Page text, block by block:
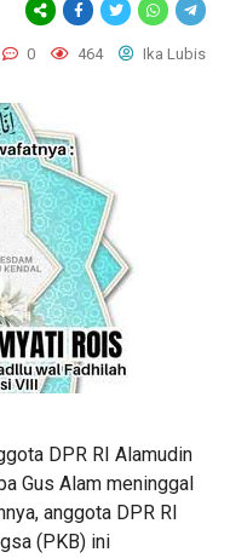
0 464 Ika Lubis
DPR RI Alamudin
Gus Alam meninggal
anggota DPR RI
(PKB) ini